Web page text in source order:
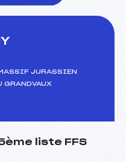
JURASSIEN
liste FFS